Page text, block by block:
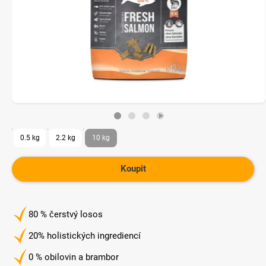
80 % čerstvý losos
20% holistických ingrediencí
0 % obilovin a brambor
0.5 kg 2.2 kg 10 kg
Koupit